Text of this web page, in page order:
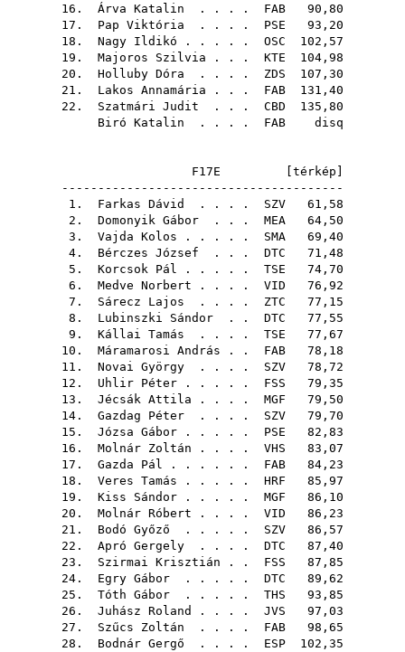
16. Árva Katalin . . . . FAB 90,80
17. Pap Viktória . . . . PSE 93,20
18. Nagy Ildikó . . . . . OSC 102,57
19. Majoros Szilvia . . . KTE 104,98
20. Holluby Dóra . . . . ZDS 107,30
21. Lakos Annamária . . . FAB 131,40
22. Szatmári Judit . . . CBD 135,80
Biró Katalin . . . . FAB disq
F17E [ térkép
---------------------------------------
1. Farkas Dávid . . . . SZV 61,58
2. Domonyik Gábor . . . MEA 64,50
3. Vajda Kolos . . . . . SMA 69,40
4. Bérczes József . . . DTC 71,48
5. Korcsok Pál . . . . . TSE 74,70
6. Medve Norbert . . . . VID 76,92
7. Sárecz Lajos . . . . ZTC 77,15
8. Lubinszki Sándor . . DTC 77,55
9. Kállai Tamás . . . . TSE 77,67
10. Máramarosi András . . FAB 78,18
11. Novai György . . . . SZV 78,72
12. Uhlir Péter . . . . . FSS 79,35
13. Jécsák Attila . . . . MGF 79,50
14. Gazdag Péter . . . . SZV 79,70
15. Józsa Gábor . . . . . PSE 82,83
16. Molnár Zoltán . . . . VHS 83,07
17. Gazda Pál . . . . . . FAB 84,23
18. Veres Tamás . . . . . HRF 85,97
19. Kiss Sándor . . . . . MGF 86,10
20. Molnár Róbert . . . . VID 86,23
21. Bodó Győző . . . . . SZV 86,57
22. Apró Gergely . . . . DTC 87,40
23. Szirmai Krisztián . . FSS 87,85
24. Egry Gábor . . . . . DTC 89,62
25. Tóth Gábor . . . . . THS 93,85
26. Juhász Roland . . . . JVS 97,03
27. Szűcs Zoltán . . . . FAB 98,65
28. Bodnár Gergő . . . . ESP 102,35